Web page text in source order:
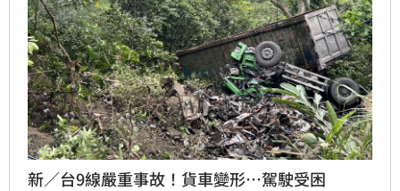
新／台9線嚴重事故！貨車變形…駕駛受困